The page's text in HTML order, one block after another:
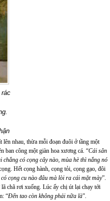
nhau, thừa mỗi đoạn đuôi ở tầng một
ban công một giàn hoa xương cá. “Cái sân
chẳng có cọng cây nào, mùa hè thì nắng nó
Hết cọng hành, cọng tỏi, cọng gạo, đôi
cọng cu nào đâu mà lòi ra cái mặt mày”.
chã rơi xuống. Lúc ấy chị út lại chạy tới
“Đến tao còn không phải nữa là”.